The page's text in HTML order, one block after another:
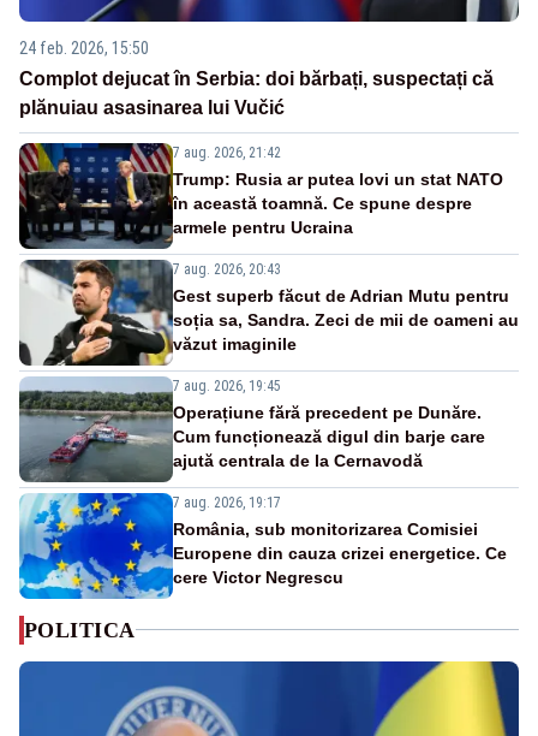
24 feb. 2026, 15:50
Complot dejucat în Serbia: doi bărbați, suspectați că
plănuiau asasinarea lui Vučić
7 aug. 2026, 21:42
Trump: Rusia ar putea lovi un stat NATO
în această toamnă. Ce spune despre
armele pentru Ucraina
7 aug. 2026, 20:43
Gest superb făcut de Adrian Mutu pentru
soția sa, Sandra. Zeci de mii de oameni au
văzut imaginile
7 aug. 2026, 19:45
Operațiune fără precedent pe Dunăre.
Cum funcționează digul din barje care
ajută centrala de la Cernavodă
7 aug. 2026, 19:17
România, sub monitorizarea Comisiei
Europene din cauza crizei energetice. Ce
cere Victor Negrescu
POLITICA